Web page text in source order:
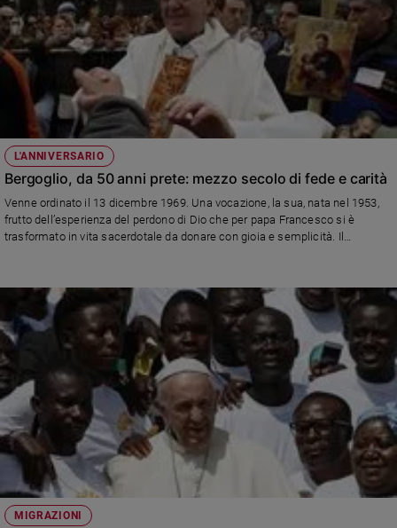
L'ANNIVERSARIO
Bergoglio, da 50 anni prete: mezzo secolo di fede e carità
Venne ordinato il 13 dicembre 1969. Una vocazione, la sua, nata nel 1953,
frutto dell’esperienza del perdono di Dio che per papa Francesco si è
trasformato in vita sacerdotale da donare con gioia e semplicità. Il
MIGRAZIONI